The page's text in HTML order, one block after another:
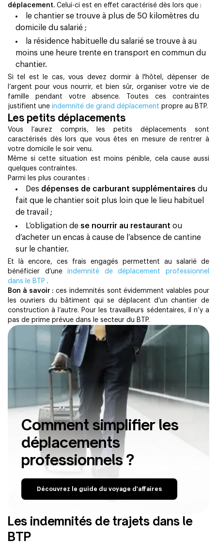
déplacement. Celui-ci est en effet caractérisé dès lors que :
le chantier se trouve à plus de 50 kilomètres du
domicile du salarié ;
la résidence habituelle du salarié se trouve à au
moins une heure trente en transport en commun du
chantier.
Si tel est le cas, vous devez dormir à l'hôtel, dépenser de
l’argent pour vous nourrir, et bien sûr, organiser votre vie de
famille pendant votre absence. Toutes ces contraintes
justifient une indemnité de grand déplacement propre au BTP.
Les petits déplacements
Vous l’aurez compris, les petits déplacements sont
caractérisés dès lors que vous êtes en mesure de rentrer à
votre domicile le soir venu.
Même si cette situation est moins pénible, cela cause aussi
quelques contraintes.
Parmi les plus courantes :
Des dépenses de carburant supplémentaires du
fait que le chantier soit plus loin que le lieu habituel
de travail ;
L’obligation de se nourrir au restaurant ou
d’acheter un encas à cause de l’absence de cantine
sur le chantier.
Et là encore, ces frais engagés permettent au salarié de
bénéficier d’uneindemnité de déplacement professionnel
dans le BTP .
Bon à savoir :ces indemnités sont évidemment valables pour
les ouvriers du bâtiment qui se déplacent d’un chantier de
construction à l’autre. Pour les travailleurs sédentaires, il n’y a
pas de prime prévue dans le secteur du BTP.
Comment simplifier les
déplacements
professionnels ?
Découvrez le guide du voyage d'affaires
Les indemnités de trajets dans le
BTP